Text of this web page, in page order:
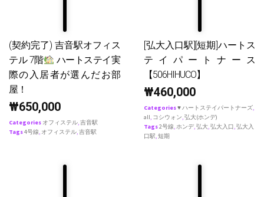
(契約完了) 吉音駅オフィス
テル 7階
ハートステイ実
際の入居者が選んだお部
屋！
₩650,000
Categories オフィステル,吉音駅
Tags4号線, オフィステル,吉音駅
[弘大入口駅][短期]ハートス
テイパートナース
【506HIHUCO】
₩460,000
Categories♥ ハートステイパートナーズ,
all, コシウォン,弘大(ホンデ)
Tags2号線,ホンデ,弘大,弘大入口,弘大入
口駅,短期